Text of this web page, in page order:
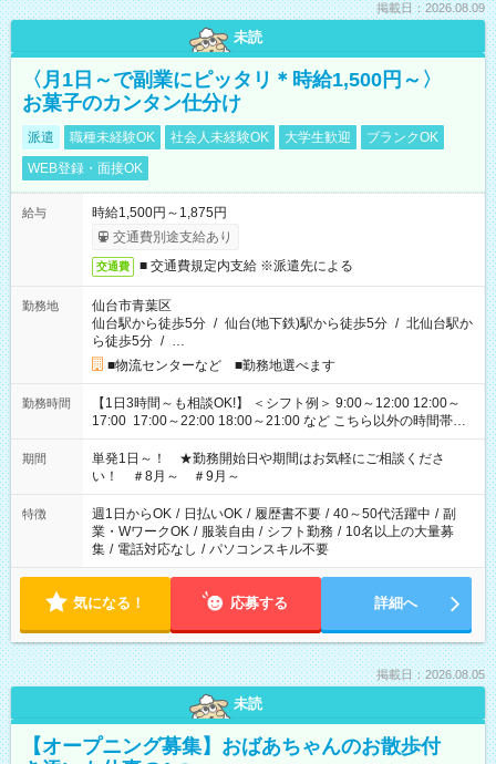
掲載日：2026.08.09
未読
〈月1日～で副業にピッタリ＊時給1,500円～〉
お菓子のカンタン仕分け
派遣 職種未経験OK 社会人未経験OK 大学生歓迎
ブランクOK
WEB登録・面接OK
給与
時給1,500円～1,875円
交通費別途支給あり
交通費 ■ 交通費規定内支給 ※派遣先による
勤務地
仙台市青葉区
仙台駅から徒歩5分 / 仙台(地下鉄)駅から徒歩5分 / 北仙台駅か
ら徒歩5分 / …
■物流センターなど ■勤務地選べます
勤務時間
【1日3時間～も相談OK!】 ＜シフト例＞ 9:00～12:00 12:00～
17:00 17:00～22:00 18:00～21:00 など こちら以外の時間帯も
お気軽にご相談ください！
期間
単発1日～！ ★勤務開始日や期間はお気軽にご相談くださ
い！ ＃8月～ ＃9月～
特徴 週1日からOK / 日払いOK / 履歴書不要 / 40～50代活躍中 / 副
業・WワークOK / 服装自由 / シフト勤務 / 10名以上の大量募
集 / 電話対応なし / パソコンスキル不要
気になる！ 応募する 詳細へ
掲載日：2026.08.05
未読
【オープニング募集】おばあちゃんのお散歩付